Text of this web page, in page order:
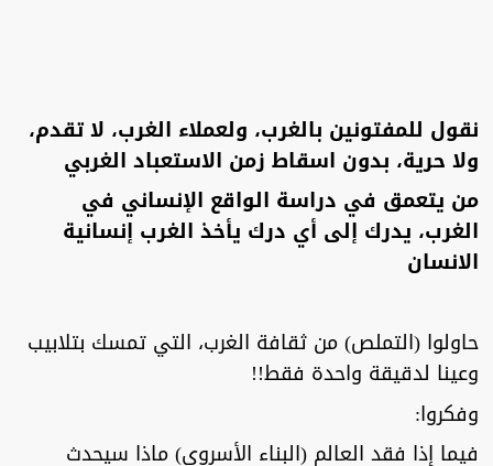
نقول للمفتونين بالغرب، ولعملاء الغرب، لا تقدم،
ولا حرية، بدون اسقاط زمن الاستعباد الغربي
من يتعمق في دراسة الواقع الإنساني في
الغرب، يدرك إلى أي درك يأخذ الغرب إنسانية
الانسان
حاولوا (التملص) من ثقافة الغرب، التي تمسك بتلابيب
وعينا لدقيقة واحدة فقط!!
وفكروا:
فيما إذا فقد العالم (البناء الأسروي) ماذا سيحدث